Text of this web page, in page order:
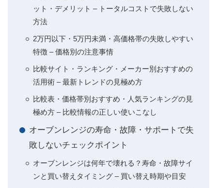
ット・デメリット – トータルコストで失敗しない
方法
2万円以下・5万円未満・高価格帯の失敗しやすい
特徴 – 価格別の注意事情
比較サイト・ランキング・メーカー別おすすめの
活用術 – 最新トレンドの見極め方
比較表・価格帯別おすすめ・人気ランキングの見
極め方 – 比較情報の正しい使いこなし
オーブンレンジの寿命・故障・サポートで失
敗しないチェックポイント
オーブンレンジは何年で壊れる？寿命・故障サイ
ンと買い替えタイミング – 買い替え時期や目安